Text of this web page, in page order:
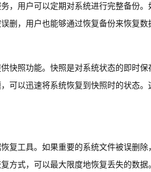
，用户可以定期对系统进行完整备份
删，用户也能够通过恢复备份来恢复数
快照功能。快照是对系统状态的即时
可以迅速将系统恢复到快照时的状态
复工具。如果重要的系统文件被误删
方式，可以最大限度地恢复丢失的数据。